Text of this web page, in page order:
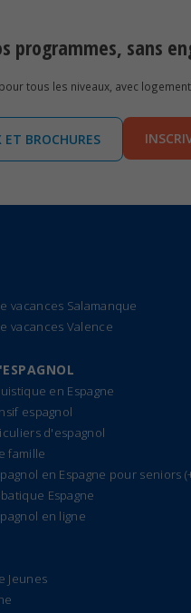
programmes, sans
tous les niveaux, avec
ET BROCHURES
vacances Salamanque
vacances Valence
en Espagne
espagnol
d'espagnol
famille
en Espagne pour seniors
Espagne
en ligne
Jeunes